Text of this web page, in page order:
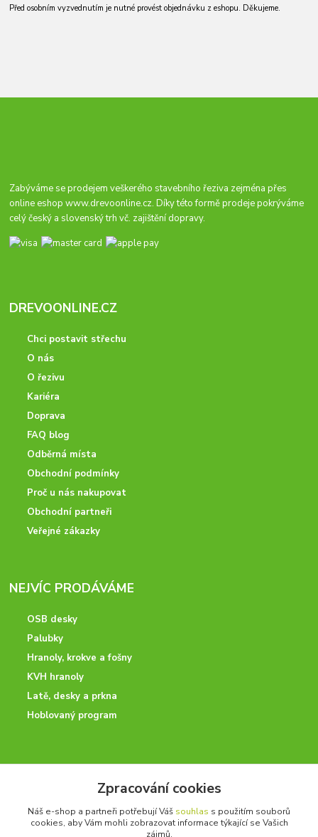
Před osobním vyzvednutím je nutné provést objednávku z eshopu. Děkujeme.
Zabýváme se prodejem veškerého stavebního řeziva zejména přes
online eshopwww.drevoonline.cz. Díky této formě prodeje pokrýváme
celý český a slovenský trh vč. zajištění dopravy.
DREVOONLINE.CZ
Chci postavit střechu
O nás
O řezivu
Kariéra
Doprava
FAQ blog
Odběrná místa
Obchodní podmínky
Proč u nás nakupovat
Obchodní partneři
Veřejné zákazky
NEJVÍC PRODÁVÁME
OSB desky
Palubky
Hranoly, krokve a fošny
KVH hranoly
Latě, desky a prkna
Hoblovaný program
Potřebujete poradit? Neváhejte nás kontaktovat.
+420 728 600 625
po - pá 7:00 - 15:00
Zpracování cookies
Náš e-shop a partneři potřebují Váš souhlas s použitím souborů
cookies, aby Vám mohli zobrazovat informace týkající se Vašich
zájmů.